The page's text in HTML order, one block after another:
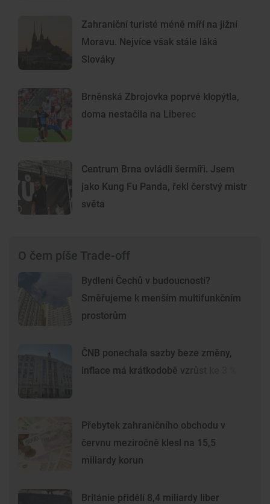
Zahraniční turisté méně míří na jižní
Moravu. Nejvíce však stále láká
Slováky
Brněnská Zbrojovka poprvé klopýtla,
doma nestačila na Liberec
Centrum Brna ovládli šermíři. Jsem
jako Kung Fu Panda, řekl čerstvý mistr
světa
O čem píše Trade-off
Bydlení Čechů v budoucnosti?
Směřujeme k menším multifunkčním
prostorům
ČNB ponechala sazby beze změny,
inflace má krátkodobě vzrůst ke 3 %
Přebytek zahraničního obchodu v
červnu meziročně klesl na 15,5
miliardy korun
Británie přidělí 8,4 miliardy liber